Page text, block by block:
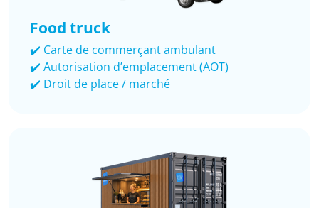
Food truck
✔️ Carte de commerçant ambulant
✔️ Autorisation d’emplacement (AOT)
✔️ Droit de place / marché